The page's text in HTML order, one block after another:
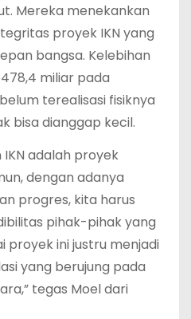
Mereka menekankan
proyek IKN yang
bangsa. Kelebihan
miliar pada
terealisasi fisiknya
bisa dianggap kecil.
adalah proyek
dengan adanya
progres, kita harus
pihak-pihak yang
proyek ini justru menjadi
yang berujung pada
tegas Moel dari